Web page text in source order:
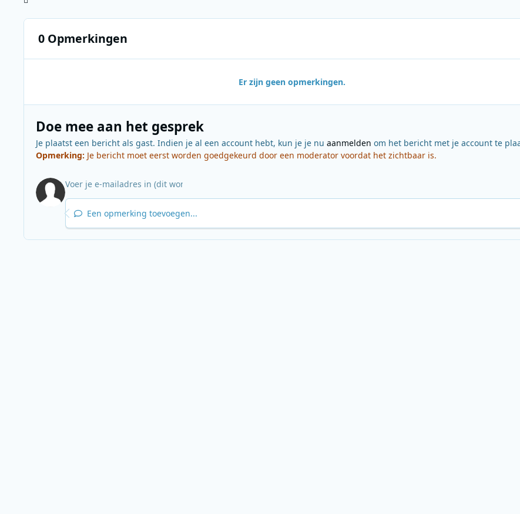
0 Opmerkingen
Er zijn geen opmerkingen.
Doe mee aan het gesprek
Je plaatst een bericht als gast. Indien je al een account hebt, kun je je nu aanmelden om het bericht met je account te
Opmerking: Je bericht moet eerst worden goedgekeurd door een moderator voordat het zichtbaar is.
Een opmerking toevoegen...